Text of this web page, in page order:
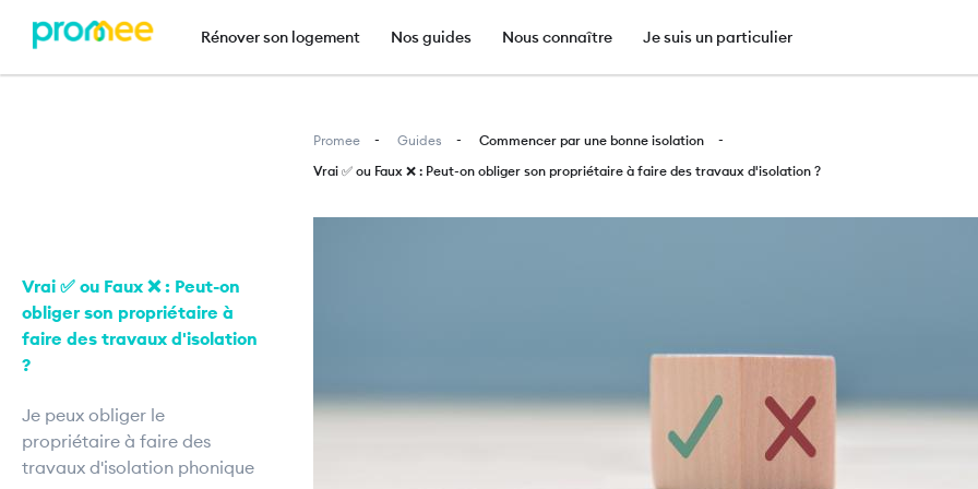
contenu
Navigation principale
Rénover son logement Nos guides Nous connaître Je suis un particulier
Vrai ✅ ou Faux ❌ : Peut-on
obliger son propriétaire à
faire des travaux d'isolation
?
Je peux obliger le
propriétaire à faire des
travaux d'isolation phonique
Promee Guides
Commencer par une bonne isolation
Vrai ✅ ou Faux ❌ : Peut-on obliger son propriétaire à faire des travaux d'isolation ?